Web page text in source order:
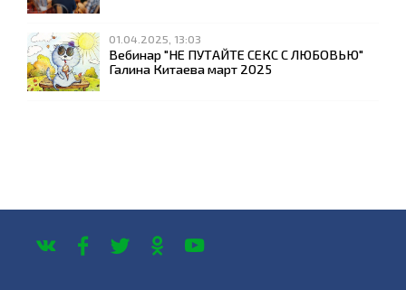
01.04.2025, 13:03
Вебинар "НЕ ПУТАЙТЕ СЕКС С ЛЮБОВЬЮ"
Галина Китаева март 2025